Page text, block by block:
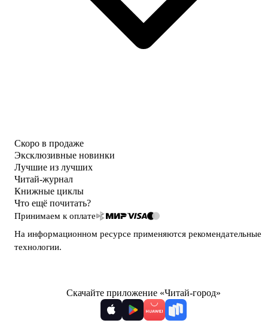
Скоро в продаже
Эксклюзивные новинки
Лучшие из лучших
Читай-журнал
Книжные циклы
Что ещё почитать?
Принимаем к оплате
На информационном ресурсе применяются рекомендательные
технологии.
Скачайте приложение «Читай-город»